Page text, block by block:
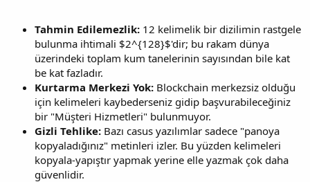
Tahmin Edilemezlik: 12 kelimelik bir dizilimin rastgele
bulunma ihtimali $2^{128}$'dir; bu rakam dünya
üzerindeki toplam kum tanelerinin sayısından bile kat
be kat fazladır.
Kurtarma Merkezi Yok: Blockchain merkezsiz olduğu
için kelimeleri kaybederseniz gidip başvurabileceğiniz
bir "Müşteri Hizmetleri" bulunmuyor.
Gizli Tehlike: Bazı casus yazılımlar sadece "panoya
kopyaladığınız" metinleri izler. Bu yüzden kelimeleri
kopyala-yapıştır yapmak yerine elle yazmak çok daha
güvenlidir.